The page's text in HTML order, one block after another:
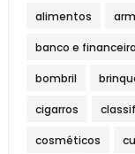
alimentos
banco e financeira
bombril
cigarros
cosméticos